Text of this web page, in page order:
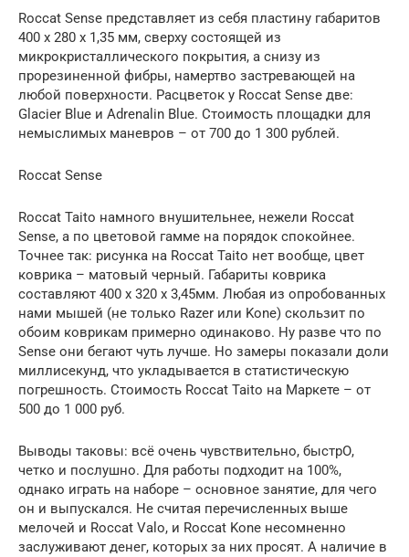
Roccat Sense представляет из себя пластину габаритов
400 х 280 х 1,35 мм, сверху состоящей из
микрокристаллического покрытия, а снизу из
прорезиненной фибры, намертво застревающей на
любой поверхности. Расцветок у Roccat Sense две:
Glacier Blue и Adrenalin Blue. Стоимость площадки для
немыслимых маневров – от 700 до 1 300 рублей.
Roccat Sense
Roccat Taito намного внушительнее, нежели Roccat
Sense, а по цветовой гамме на порядок спокойнее.
Точнее так: рисунка на Roccat Taito нет вообще, цвет
коврика – матовый черный. Габариты коврика
составляют 400 х 320 х 3,45мм. Любая из опробованных
нами мышей (не только Razer или Kone) скользит по
обоим коврикам примерно одинаково. Ну разве что по
Sense они бегают чуть лучше. Но замеры показали доли
миллисекунд, что укладывается в статистическую
погрешность. Стоимость Roccat Taito на Маркете – от
500 до 1 000 руб.
Выводы таковы: всё очень чувствительно, быстрО,
четко и послушно. Для работы подходит на 100%,
однако играть на наборе – основное занятие, для чего
он и выпускался. Не считая перечисленных выше
мелочей и Roccat Valo, и Roccat Kone несомненно
заслуживают денег, которых за них просят. А наличие в